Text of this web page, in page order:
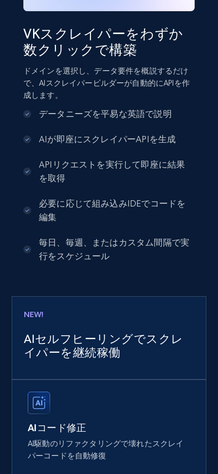
VKスクレイパーをわずか
数クリックで構築
ドメインを選択し、データ要件を概説するだけ
で、AIスクレイパービルダーが自動的にAPIを作
成します。
データニーズを平易な英語で説明
AIが即座にスクレイパーAPIを生成
APIリクエストを実行して即座に結果
を取得
必要に応じて組み込みIDEでコードを
編集
毎日、毎週、またはカスタム間隔で実
行をスケジュール
NEW!
AIセルフヒーリングでスクレ
イパーを継続稼働
AIコード修正
AI駆動のリファクタリングで壊れたスクレイ
パーコードを自動修復